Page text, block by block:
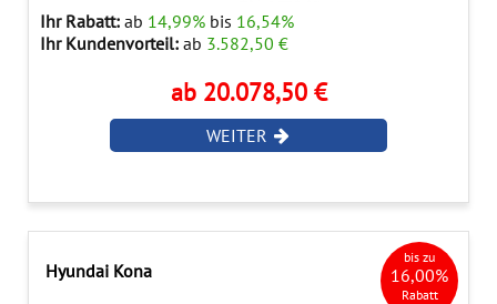
Ihr Rabatt: ab 14,99% bis 16,54%
Ihr Kundenvorteil: ab 3.582,50 €
ab 20.078,50 €
WEITER
Hyundai Kona
bis zu
16,00%
Rabatt